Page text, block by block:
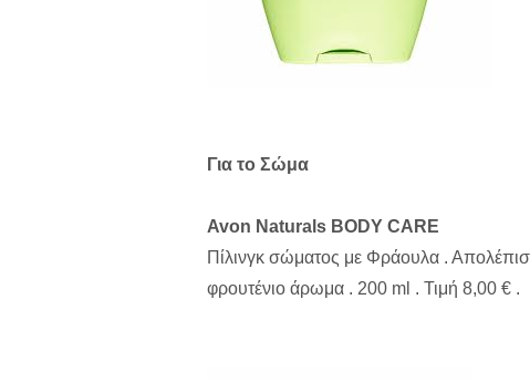
Για το Σώμα
Avon Naturals BODY CARE
Πίλινγκ σώματος με Φράουλα .
φρουτένιο άρωμα . 200 ml . Τιμή 8,00 € .